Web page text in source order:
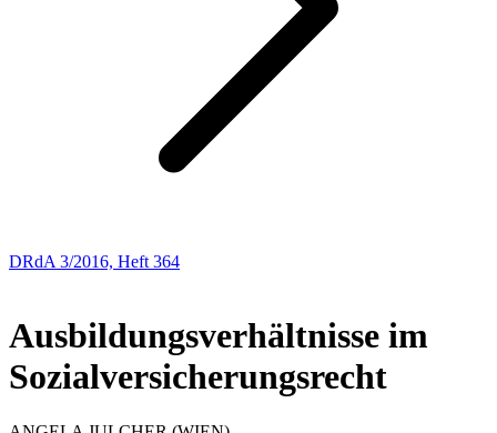
DRdA 3/2016, Heft 364
Ausbildungsverhältnisse im
Sozialversicherungsrecht